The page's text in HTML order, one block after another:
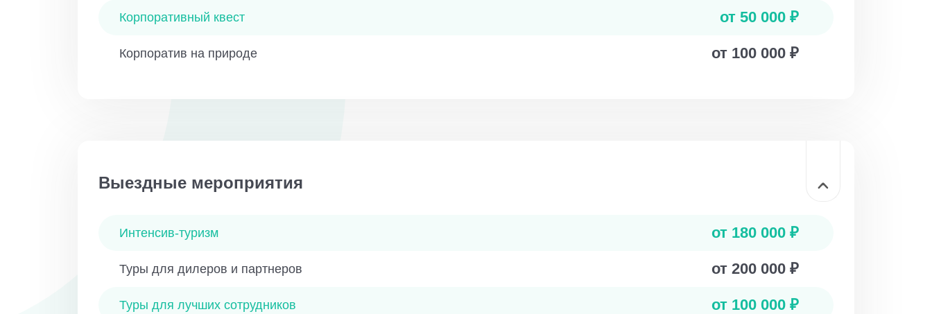
Корпоративный квест от 50 000 ₽
Корпоратив на природе от 100 000 ₽
Выездные мероприятия
Интенсив-туризм от 180 000 ₽
Туры для дилеров и партнеров от 200 000 ₽
Туры для лучших сотрудников от 100 000 ₽